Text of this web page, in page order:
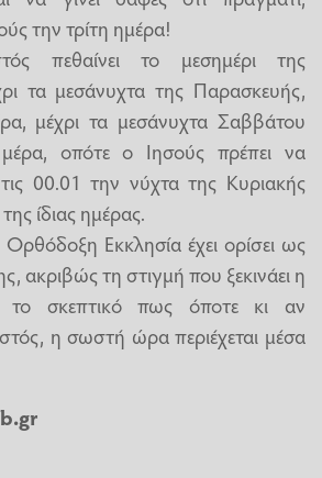
την τρίτη ημέρα!
πεθαίνει το μεσημέρι της
τα μεσάνυχτα της Παρασκευής,
μέχρι τα μεσάνυχτα Σαββάτου
οπότε ο Ιησούς πρέπει να
00.01 την νύχτα της Κυριακής
ίδιας ημέρας.
Εκκλησία έχει ορίσει ως
ακριβώς τη στιγμή που ξεκινάει η
το σκεπτικό πως όποτε κι αν
η σωστή ώρα περιέχεται μέσα